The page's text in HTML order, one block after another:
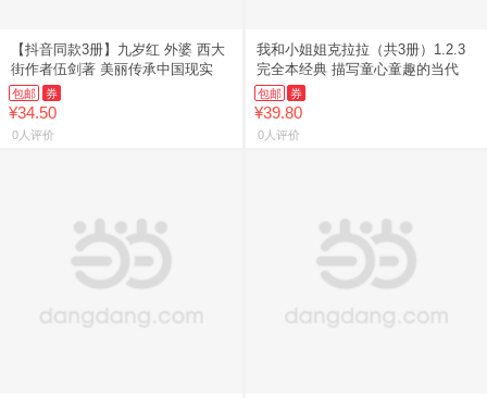
【抖音同款3册】九岁红 外婆 西大
街作者伍剑著 美丽传承中国现实
包邮 券
¥34.50
0人评价
我和小姐姐克拉拉（共3册）1.2.3
完全本经典 描写童心童趣的当代
包邮 券
¥39.80
0人评价